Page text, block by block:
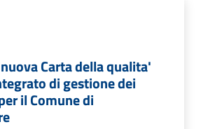
Carta della qualita'
di gestione dei
il Comune di